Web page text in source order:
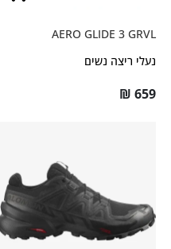
AERO GLIDE 3 GRVL
נעלי ריצה נשים
₪ 659